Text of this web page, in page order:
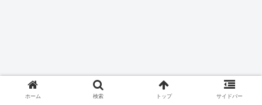
ホーム 検索 トップ サイドバー